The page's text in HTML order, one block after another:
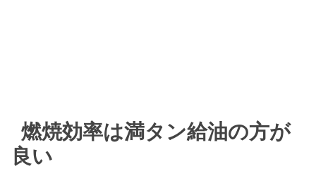
燃焼効率は満タン給油の方が
良い